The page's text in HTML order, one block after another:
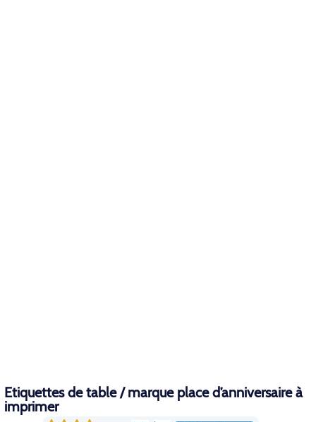
Etiquettes de table / marque place d’anniversaire à
imprimer